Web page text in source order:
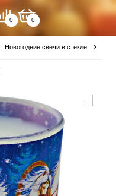
0 0
Новогодние свечи в стекле